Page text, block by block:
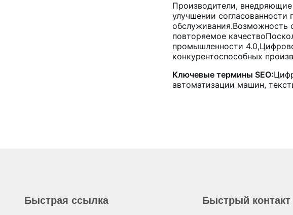
Производители,
улучшении согласованности
обслуживания.Возможность
повторяемое
промышленности
конкурентоспособных
Ключевые термины SEO:
автоматизации машин,
Быстрая ссылка Быстрый контакт